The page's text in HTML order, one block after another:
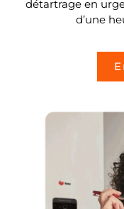
détartrage en
d’une